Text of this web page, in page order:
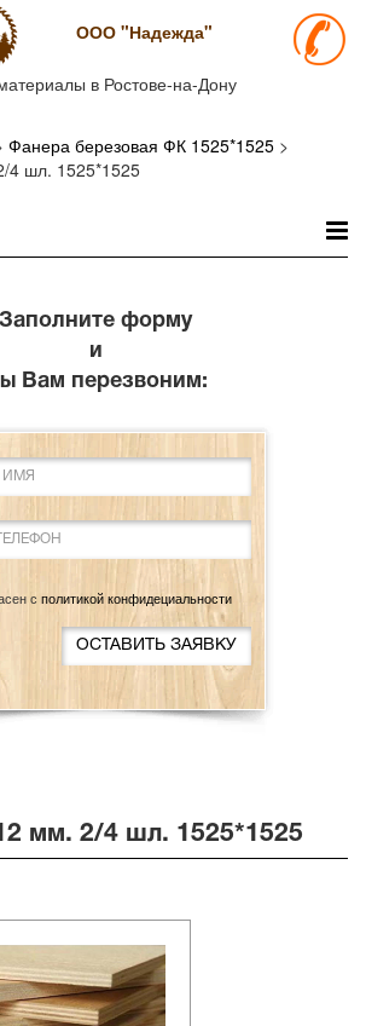
ООО "Надежда"
в Ростове-на-Дону
Фанера березовая ФК 1525*1525 >
шл. 1525*1525
Заполните форму
и
Вам перезвоним:
с политикой конфидециальности
мм. 2/4 шл. 1525*1525